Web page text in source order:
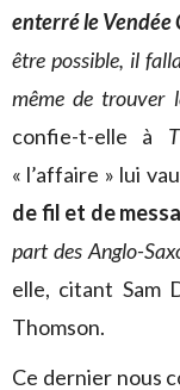
enterré le Vendée
être possible, il
même de trouver
confie-t-elle à
« l’affaire » lui
de fil et de
part des Anglo-
elle, citant Sam
Thomson.
Ce dernier nous